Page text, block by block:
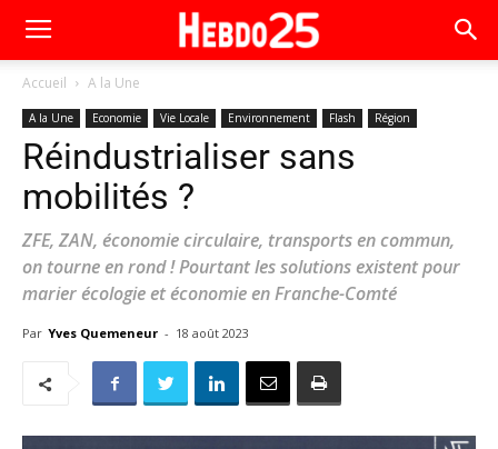
Accueil A la Une
A la Une Economie Vie Locale Environnement Flash Région
Réindustrialiser sans
mobilités ?
ZFE, ZAN, économie circulaire, transports en commun,
on tourne en rond ! Pourtant les solutions existent pour
marier écologie et économie en Franche-Comté
Par Yves Quemeneur - 18 août 2023